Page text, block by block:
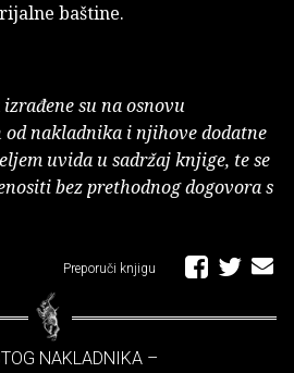
baštine.
su na osnovu
nakladnika i njihove dodatne
uvida u sadržaj knjige, te se
bez prethodnog dogovora s
Preporuči knjigu
NAKLADNIKA –